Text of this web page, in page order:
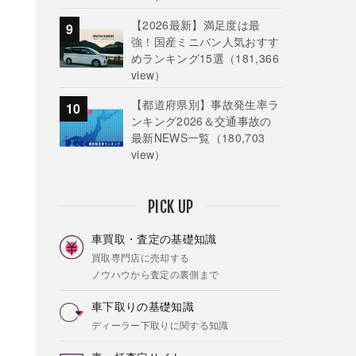
【2026最新】満足度は最
強！国産ミニバン人気おすす
めランキング15選 （181,366
view）
【都道府県別】事故発生率ラ
ンキング2026＆交通事故の
最新NEWS一覧 （180,703
view）
PICK UP
車買取・査定の基礎知識
買取専門店に売却する
ノウハウから査定の裏側まで
車下取りの基礎知識
ディーラー下取りに関する知識